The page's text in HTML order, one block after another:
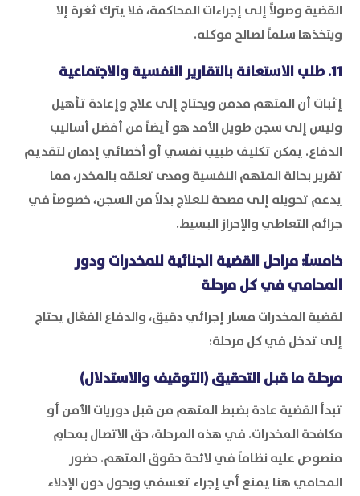
القضية وصولاً إلى إجراءات المحاكمة، فلا يترك ثغرة إلا
ويتخذها سلماً لصالح موكله.
11. طلب الاستعانة بالتقارير النفسية والاجتماعية
إثبات أن المتهم مدمن ويحتاج إلى علاج وإعادة تأهيل
وليس إلى سجن طويل الأمد هو أيضاً من أفضل أساليب
الدفاع. يمكن تكليف طبيب نفسي أو أخصائي إدمان لتقديم
تقرير بحالة المتهم النفسية ومدى تعلقه بالمخدر، مما
يدعم تحويله إلى مصحة للعلاج بدلاً من السجن، خصوصاً في
جرائم التعاطي والإحراز البسيط.
خامساً: مراحل القضية الجنائية للمخدرات ودور
المحامي في كل مرحلة
لقضية المخدرات مسار إجرائي دقيق، والدفاع الفعّال يحتاج
إلى تدخل في كل مرحلة:
مرحلة ما قبل التحقيق (التوقيف والاستدلال)
تبدأ القضية عادة بضبط المتهم من قبل دوريات الأمن أو
مكافحة المخدرات. في هذه المرحلة، حق الاتصال بمحامٍ
منصوص عليه نظاماً في لائحة حقوق المتهم. حضور
المحامي هنا يمنع أي إجراء تعسفي ويحول دون الإدلاء